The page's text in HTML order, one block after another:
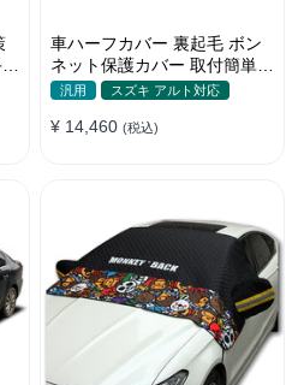
車ハーフカバー 裏起毛 ボン
ネット保護カバー 取付簡単
防水 軽/普自動車 軽量 塗装保
汎用 スズキ アルト対応
¥ 14,460 (税込)